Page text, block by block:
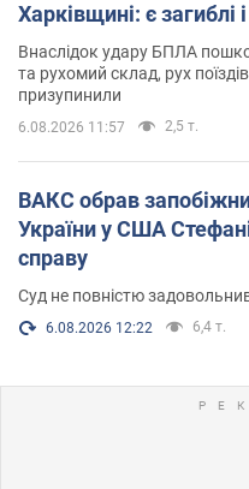
Харківщині: є загиблі
Внаслідок удару БПЛА
та рухомий склад, рух
призупинили
6.08.2026 11:57 2,5 т.
ВАКС обрав запобіжний захід експосолці
України у США Стефанішиній: що відомо про
справу
Суд не повністю
6.08.2026 12:22 6,4 т.